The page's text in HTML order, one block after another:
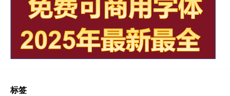
标签